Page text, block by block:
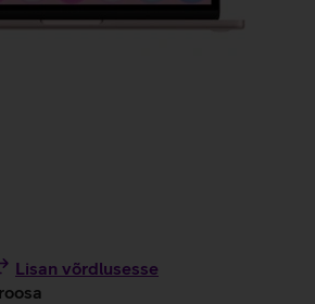
Lisan võrdlusesse